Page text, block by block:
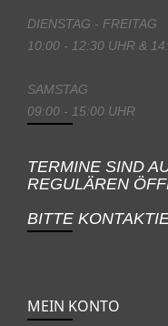
DIENSTAG - FREITAG
10:00 - 12:30 UHR &
SAMSTAG
09:00 - 15:00 UHR
TERMINE SIND
REGULÄREN
BITTE
MEIN KONTO